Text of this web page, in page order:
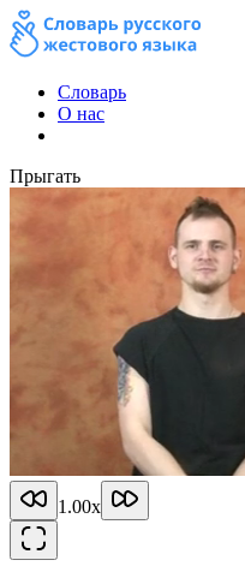
Словарь
О нас
Прыгать
1.00x